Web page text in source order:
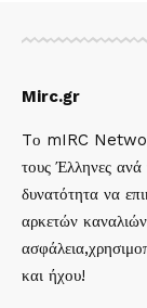
Mirc.gr
Tο mIRC
τους Έλληνες
δυνατότητα να
αρκετών
και ήχου!